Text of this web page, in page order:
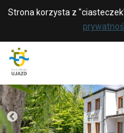
Strona korzysta z